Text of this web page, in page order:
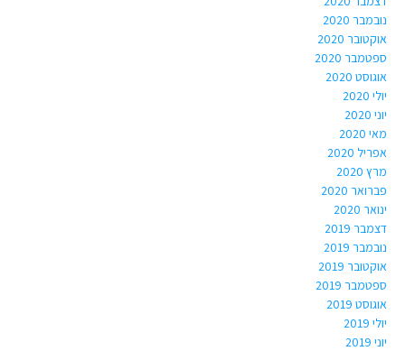
נובמבר 2020
אוקטובר 2020
ספטמבר 2020
אוגוסט 2020
יולי 2020
יוני 2020
מאי 2020
אפריל 2020
מרץ 2020
פברואר 2020
ינואר 2020
דצמבר 2019
נובמבר 2019
אוקטובר 2019
ספטמבר 2019
אוגוסט 2019
יולי 2019
יוני 2019